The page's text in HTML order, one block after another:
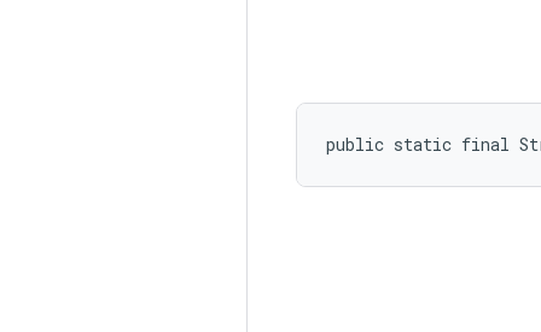
public static final